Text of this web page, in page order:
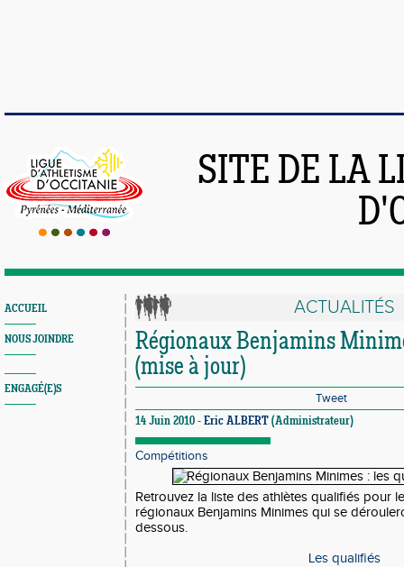
SITE DE LA
ACCUEIL
NOUS JOINDRE
ENGAGÉ(E)S
ACTUALITÉS
Régionaux Benjamins
(mise à jour)
Tweet
14 Juin 2010 - Eric ALBERT (Administrateur)
Compétitions
Retrouvez la liste des athlètes qualifiés pour
régionaux Benjamins Minimes qui se
dessous.
Les qualifiés